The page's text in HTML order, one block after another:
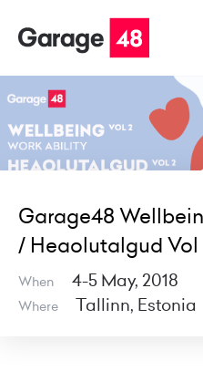
Garage48
/ Heaolutalgud Vol
When 4-5 May, 2018
Where Tallinn, Estonia